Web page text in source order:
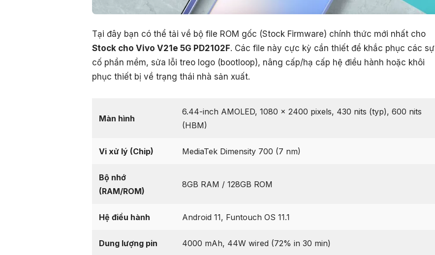
Tại đây bạn có thể tải về bộ file ROM gốc (Stock Firmware) chính thức mới nhất cho
Stock cho Vivo V21e 5G PD2102F. Các file này cực kỳ cần thiết để khắc phục các sự
cố phần mềm, sửa lỗi treo logo (bootloop), nâng cấp/hạ cấp hệ điều hành hoặc khôi
phục thiết bị về trạng thái nhà sản xuất.
Màn hình
6.44-inch AMOLED, 1080 x 2400 pixels, 430 nits (typ), 600 nits
(HBM)
Vi xử lý (Chip) MediaTek Dimensity 700 (7 nm)
Bộ nhớ
(RAM/ROM)
8GB RAM / 128GB ROM
Hệ điều hành Android 11, Funtouch OS 11.1
Dung lượng pin 4000 mAh, 44W wired (72% in 30 min)